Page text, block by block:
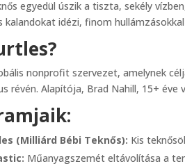
nonprofit szervezet, amelynek
révén. Alapítója, Brad Nahill, 15+
(Milliárd Bébi Teknős): Kis
Műanyagszemét eltávolítása a